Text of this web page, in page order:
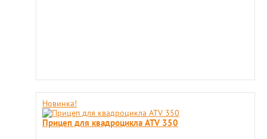
Новинка!
Прицеп для квадроцикла ATV 350